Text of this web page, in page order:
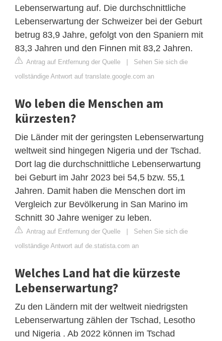
Lebenserwartung auf. Die durchschnittliche
Lebenserwartung der Schweizer bei der Geburt
betrug 83,9 Jahre, gefolgt von den Spaniern mit
83,3 Jahren und den Finnen mit 83,2 Jahren.
Antrag auf Entfernung der Quelle | Sehen Sie sich die
vollständige Antwort auf translate.google.com an
Wo leben die Menschen am
kürzesten?
Die Länder mit der geringsten Lebenserwartung
weltweit sind hingegen Nigeria und der Tschad.
Dort lag die durchschnittliche Lebenserwartung
bei Geburt im Jahr 2023 bei 54,5 bzw. 55,1
Jahren. Damit haben die Menschen dort im
Vergleich zur Bevölkerung in San Marino im
Schnitt 30 Jahre weniger zu leben.
Antrag auf Entfernung der Quelle | Sehen Sie sich die
vollständige Antwort auf de.statista.com an
Welches Land hat die kürzeste
Lebenserwartung?
Zu den Ländern mit der weltweit niedrigsten
Lebenserwartung zählen der Tschad, Lesotho
und Nigeria . Ab 2022 können im Tschad